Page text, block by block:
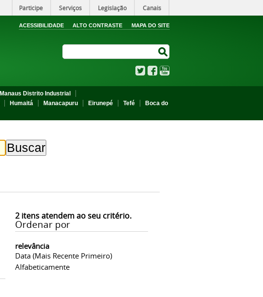
Participe Serviços Legislação Canais
ACESSIBILIDADE ALTO CONTRASTE MAPA DO SITE
TwitterFacebook
Manaus Distrito Industrial
Humaitá Manacapuru Eirunepé Tefé
Boca do
2itens atendem ao seu critério.
Ordenar por
relevância
Data (mais Recente Primeiro)
Alfabeticamente